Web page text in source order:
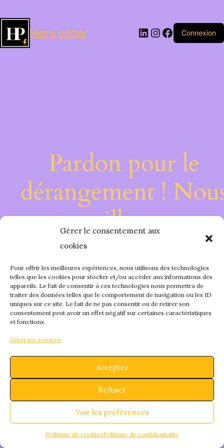
Gérer le consentement aux
cookies
Pour offrir les meilleures expériences, nous utilisons des technologies
telles que les cookies pour stocker et/ou accéder aux informations des
appareils. Le fait de consentir à ces technologies nous permettra de
traiter des données telles que le comportement de navigation ou les ID
uniques sur ce site. Le fait de ne pas consentir ou de retirer son
consentement peut avoir un effet négatif sur certaines caractéristiques
et fonctions.
Gérer les services
Accepter
Refuser
Voir les préférences
Politique de cookiesPolitique de confidentialité
Harry potter LinkedIn
Instagram
Facebook
Connexion
Pardon pour le
dérangement !
travaillons sur
quelque chose de
fantastique –
bientôt !